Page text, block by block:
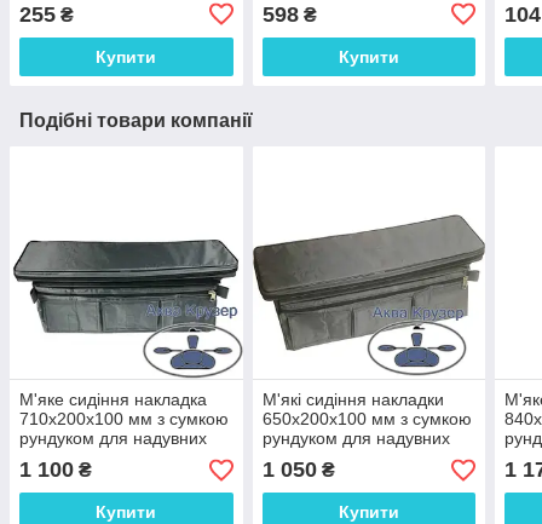
ремонту надувного човна
ПВХ в банке
255 ₴
Купити
598₴
Купити
104
Подібні товари компанії
М'яке сидіння накладка
710х200х100 мм з сумкою
рундуком для надувних
човнів ПВХ, колір сірий
1 100 ₴
Купити
М'які сидіння накладки
650х200х100 мм з сумкою
рундуком для надувних
човнів ПВХ, колір сірий
1 050₴
Купити
1